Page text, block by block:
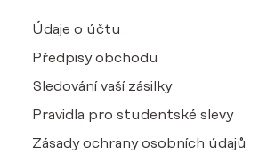
Údaje o účtu
Předpisy obchodu
Sledování vaší zásilky
Pravidla pro studentské slevy
Zásady ochrany osobních údajů